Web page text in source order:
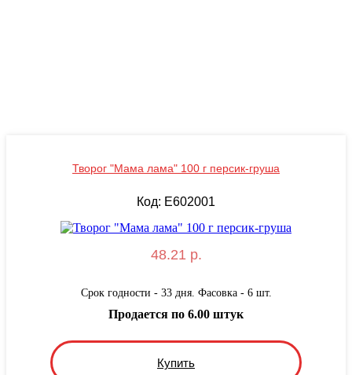
Творог "Мама лама" 100 г персик-груша
Код: E602001
48.21 р.
Срок годности - 33 дня. Фасовка - 6 шт.
Купить
Продается по 6.00 штук